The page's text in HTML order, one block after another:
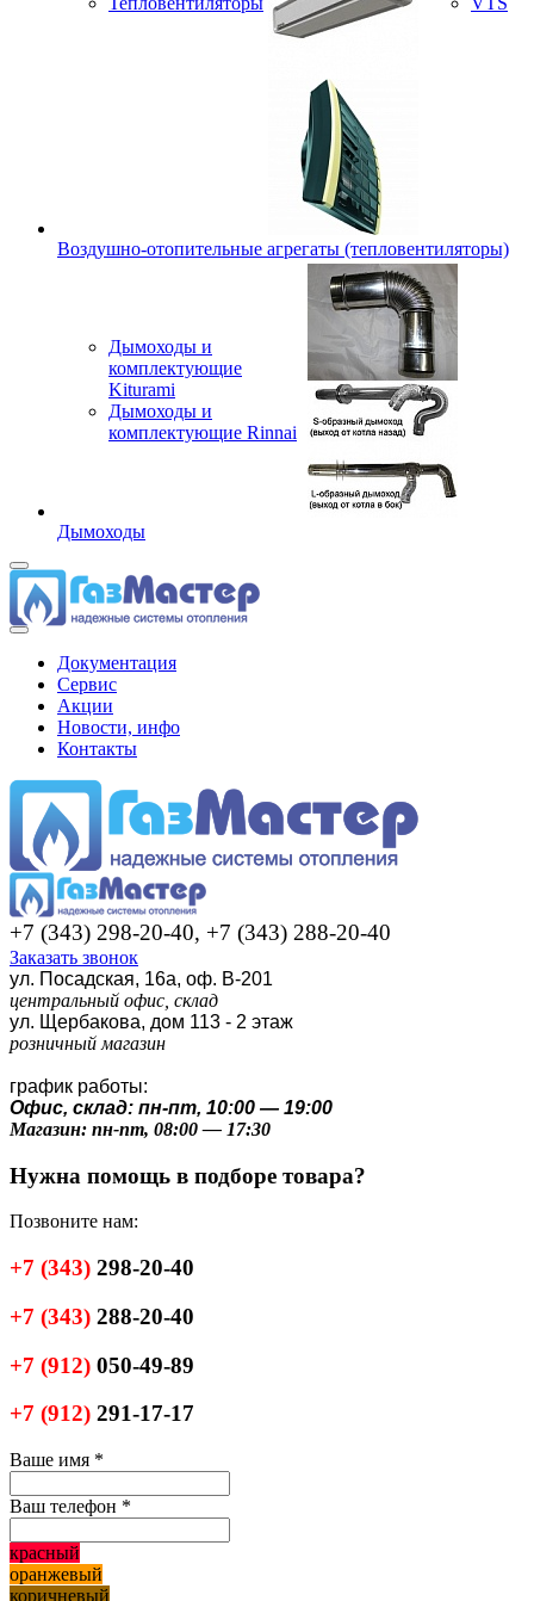
Воздушно-отопительные агрегаты (тепловентиляторы)
Дымоходы и
комплектующие
Kiturami
Дымоходы и
комплектующие Rinnai
Дымоходы
Документация
Сервис
Акции
Новости, инфо
Контакты
+7 (343) 298-20-40, +7 (343) 288-20-40
Заказать звонок
ул. Посадская, 16а, оф. В-201
центральный офис, склад
ул. Щербакова, дом 113 - 2 этаж
розничный магазин
график работы:
Офис, склад: пн-пт, 10:00 — 19:00
Магазин: пн-пт, 08:00 — 17:30
Нужна помощь в подборе товара?
Позвоните нам:
+7 (343) 298-20-40
+7 (343) 288-20-40
+7 (912) 050-49-89
+7 (912) 291-17-17
Ваше имя *
Ваш телефон *
красный
оранжевый
коричневый